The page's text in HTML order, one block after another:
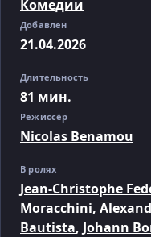
Комедии
Добавлен
21.04.2026
Длительность
81 мин.
Режиссёр
Nicolas Benamou
В ролях
Jean-Christophe
Moracchini,
Bautista, Johann